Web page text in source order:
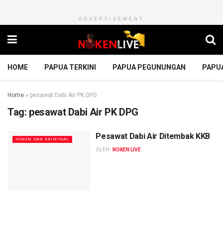
ADVERTISEMENT
HOME PAPUA TERKINI PAPUA PEGUNUNGAN
Home » pesawat Dabi Air PK DPG
Tag: pesawat Dabi Air PK DPG
HUKUM DAN KRIMINAL Pesawat Dabi Air Ditembak KKB
OLEH : NOKEN LIVE